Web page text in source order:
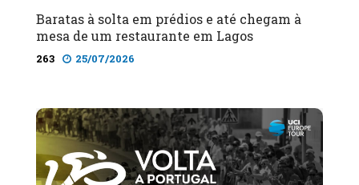
Baratas à solta em prédios e até chegam à
mesa de um restaurante em Lagos
263 25/07/2026